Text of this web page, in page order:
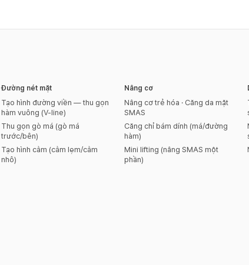
Đường nét mặt
Tạo hình đường viền — thu gọn
hàm vuông (V-line)
Thu gọn gò má (gò má
trước/bên)
Tạo hình cằm (cằm lẹm/cằm
nhô)
Nâng cơ
Nâng cơ trẻ hóa · Căng da mặt
SMAS
Căng chỉ bám dính (má/đường
hàm)
Mini lifting (nâng SMAS một
phần)